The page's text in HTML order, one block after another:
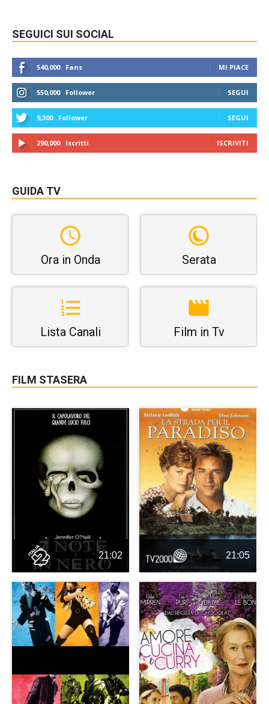
SEGUICI SUI SOCIAL
540,000 Fans MI PIACE
550,000 Follower SEGUI
9,300 Follower SEGUI
290,000 Iscritti ISCRIVITI
GUIDA TV
Ora in Onda Serata
Lista Canali Film in Tv
FILM STASERA
21:02 21:05